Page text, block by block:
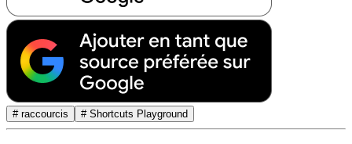
# raccourcis # Shortcuts Playground